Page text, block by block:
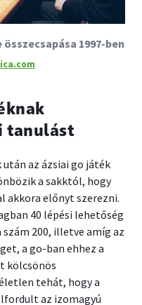
összecsapása 1997-ben
tanulást
az ázsiai go játék
a sakktól, hogy
akkora előnyt szerezni.
40 lépési lehetőség
200, illetve amíg az
a go-ban ehhez a
kölcsönös
tehát, hogy a
az izomagyú